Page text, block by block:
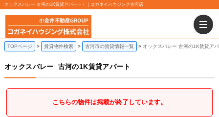
オックスバレー 古河の1K賃貸アパート！｜コガネイハウジング古河店
TOPページ 賃貸物件検索 古河市の賃貸情報一覧 オックスバレー 古河の1K賃貸ア
オックスバレー 古河の1K賃貸アパート
こちらの物件は掲載が終了しています。